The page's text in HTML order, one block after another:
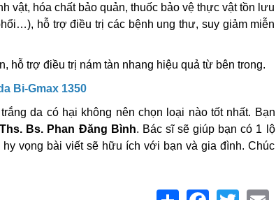
vật, hóa chất bảo quản, thuốc bảo vệ thực vật tồn lưu
hỗ trợ điều trị các bệnh ung thư, suy giảm miễn
hỗ trợ điều trị nám tàn nhang hiệu quả từ bên trong.
Bi-Gmax 1350
da có hại không nên chọn loại nào tốt nhất. Bạn
Ths. Bs. Phan Đăng Bình. Bác sĩ sẽ giúp bạn có 1 lộ
vọng bài viết sẽ hữu ích với bạn và gia đình. Chúc
Share FacebookTwitter